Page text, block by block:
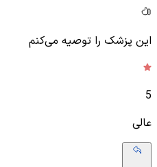
این پزشک را توصیه می‌کنم
5
عالی